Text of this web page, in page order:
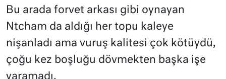
Bu arada forvet arkası gibi oynayan
Ntcham da aldığı her topu kaleye
nişanladı ama vuruş kalitesi çok kötüydü,
çoğu kez boşluğu dövmekten başka işe